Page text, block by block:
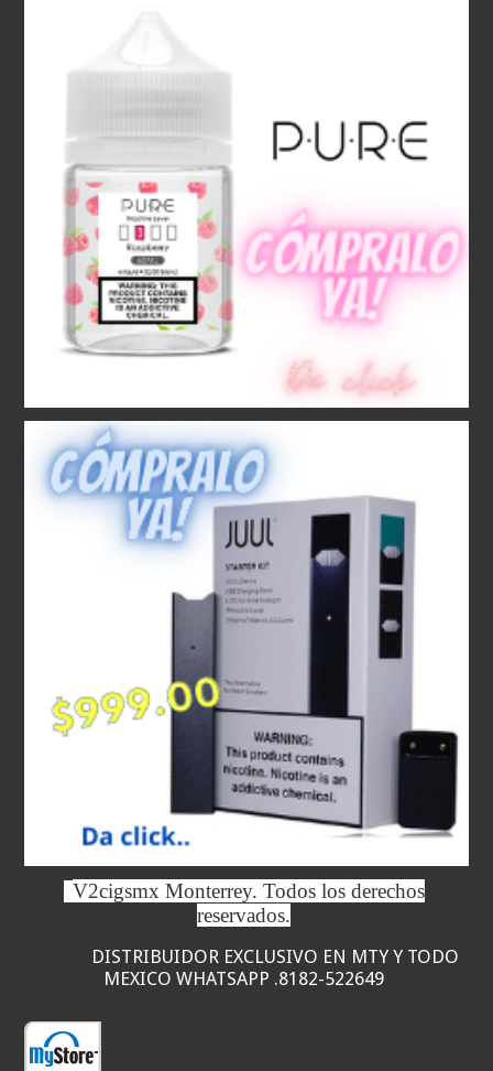
V2cigsmx Monterrey. Todos los derechos
reservados.
DISTRIBUIDOR EXCLUSIVO EN MTY Y TODO
MEXICO WHATSAPP .8182-522649